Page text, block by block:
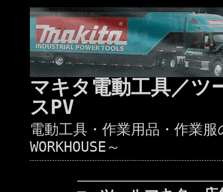
マキタ電動工具／
スPV
電動工具・作業用品・作
WORKHOUSE～